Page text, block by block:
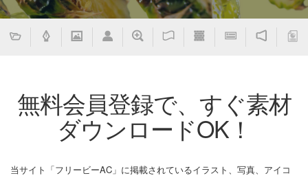
無料会員登録で、すぐ素材
ダウンロードOK！
当サイト「フリービーAC」に掲載されているイラスト、写真、アイコ